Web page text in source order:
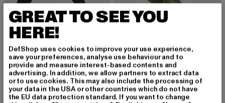
DEF
Litra
40,99 EUR
Derzeitiger Preis: 40,99 EUR
49,99 EURAktionspreis: 49,99 EUR
URBAN CLASSICS
Washed Cargo Twill Jogging
37,19 EUR
Derzeitiger Preis: 37,19 EUR
59,99 EURAktionspreis:
GREAT TO SEE YOU
HERE!
DefShop uses cookies to improve your use experience,
save your preferences, analyse use behaviour and to
provide and measure interest-based contents and
advertising. In addition, we allow partners to extract data
or to use cookies. This may also include the processing of
your data in the USA or other countries which do not have
the EU data protection standard. If you want to change